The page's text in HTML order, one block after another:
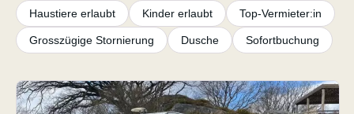
Haustiere erlaubt Kinder erlaubt Top-Vermieter:in
Grosszügige Stornierung Dusche Sofortbuchung